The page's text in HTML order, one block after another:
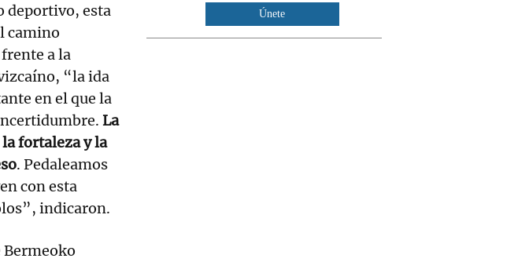
deportivo, esta
camino
a la
“la ida
en el que la
La
fortaleza y la
. Pedaleamos
con esta
indicaron.
Únete